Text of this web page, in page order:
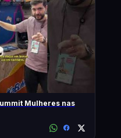
Mulheres nas